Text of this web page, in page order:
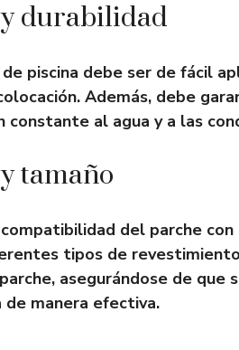
durabilidad
piscina debe ser de fácil
Además, debe
constante al agua y a las
tamaño
del parche
tipos de
asegurándose de que
de manera efectiva.